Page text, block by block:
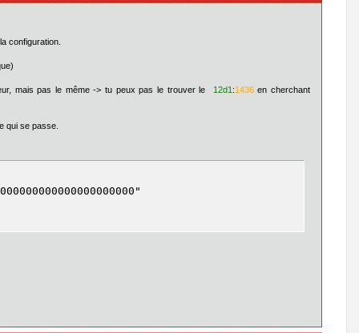
configuration.
mais pas le même -> tu peux pas le trouver le 12d1 :1436en cherchant
qui se passe.